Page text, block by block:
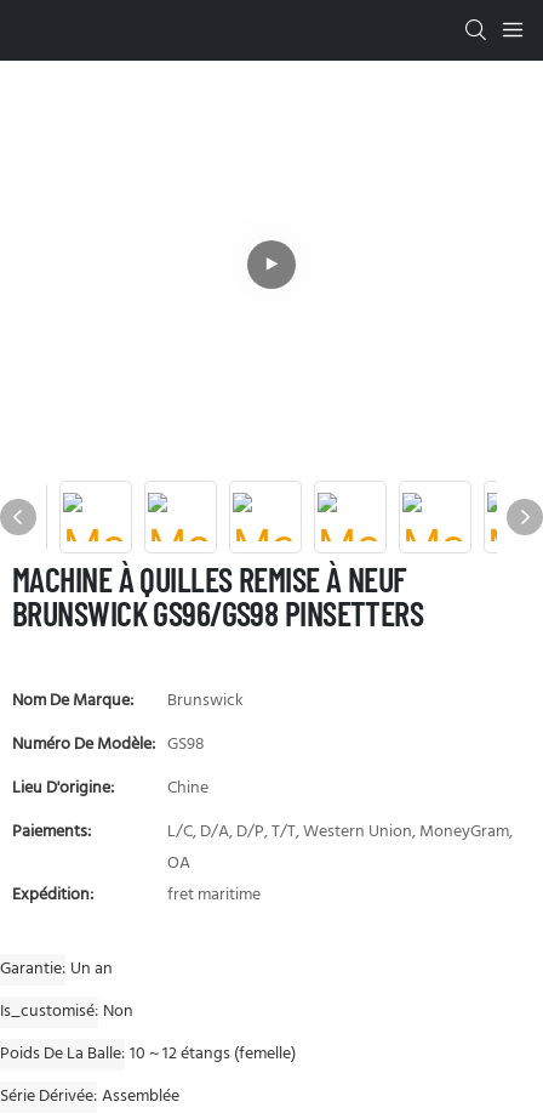
MACHINE À QUILLES REMISE À NEUF
BRUNSWICK GS96/GS98 PINSETTERS
Nom De Marque:
Brunswick
Numéro De Modèle: GS98
Lieu D'origine:
Chine
Paiements:
L/C, D/A, D/P, T/T, Western Union, MoneyGram,
OA
Expédition:
fret maritime
Garantie Un an
Is_customisé Non
Poids De La Balle 10 ~ 12 étangs (femelle)
Série Dérivée Assemblée